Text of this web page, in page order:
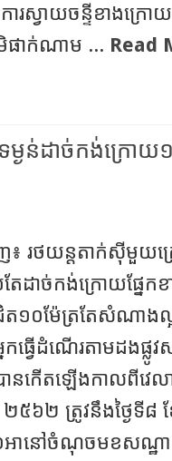
ស្វាយចន្ទីខាងក្រោយ
ផាក់ណាម ... Read
ន់ដាច់កង់ក្រោយ១
ញ៖ រថយន្តតាក់ស៊ីមួ
ែដាច់កង់ក្រោយផ្នែ
ត១០ម៉ែត្រតែសំណាង
កធ្វើដំណើរតាមដងផ្
នកើតឡើងកាលពីវេល
២៥៦២ ត្រូវនឹងថ្ងៃទី៨
អានៅចំណុចមខសណ្ឋ